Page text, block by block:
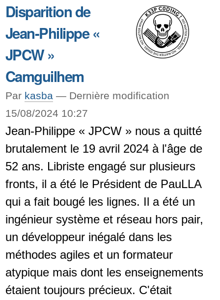
PauLLA
2024
(attention,
à
vendredi
!)
-
Disparition de
Jean-Philippe «
JPCW »
Camguilhem
Par kasba — Dernière modification
15/08/2024 10:27
Jean-Philippe « JPCW » nous a quitté
brutalement le 19 avril 2024 à l'âge de
52 ans. Libriste engagé sur plusieurs
fronts, il a été le Président de PauLLA
qui a fait bougé les lignes. Il a été un
ingénieur système et réseau hors pair,
un développeur inégalé dans les
méthodes agiles et un formateur
atypique mais dont les enseignements
étaient toujours précieux. C'était